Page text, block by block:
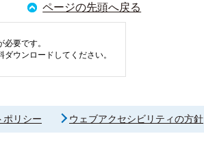
ページの先頭へ戻る
要です。
ウンロードしてください。
ポリシー ウェブアクセシビリティの方針